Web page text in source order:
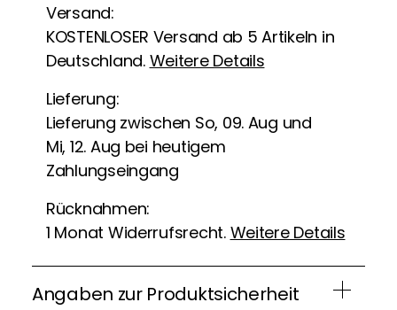
Versand:
KOSTENLOSER Versand ab 5 Artikeln in
Deutschland. Weitere Details
Lieferung:
Lieferung zwischen So, 09. Aug und
Mi, 12. Aug bei heutigem
Zahlungseingang
Rücknahmen:
1 Monat Widerrufsrecht. Weitere Details
Angaben zur Produktsicherheit